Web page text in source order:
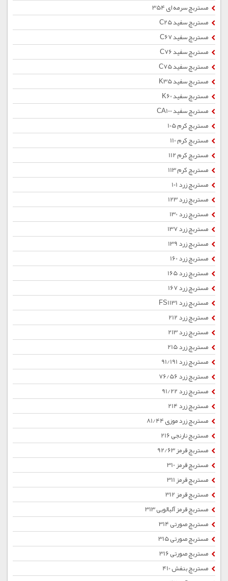
مستربچ سرمه ای 354
مستربچ سفید C25
مستربچ سفید C67
مستربچ سفید C76
مستربچ سفید C75
مستربچ سفید K35
مستربچ سفید K60
مستربچ سفید CA100
مستربچ کرم 105
مستربچ کرم 110
مستربچ کرم 112
مستربچ کرم 113
مستربچ زرد 101
مستربچ زرد 123
مستربچ زرد 130
مستربچ زرد 137
مستربچ زرد 139
مستربچ زرد 160
مستربچ زرد 165
مستربچ زرد 167
مستربچ زرد FS1131
مستربچ زرد 212
مستربچ زرد 213
مستربچ زرد 215
مستربچ زرد 91/191
مستربچ زرد 76/56
مستربچ زرد 91/22
مستربچ زرد 214
مستربچ زرد موزی 81/44
مستربچ نارنجی 216
مستربچ قرمز 92/63
مستربچ قرمز 310
مستربچ قرمز 311
مستربچ قرمز 312
مستربچ قرمز آلبالویی 313
مستربچ صورتی 314
مستربچ صورتی 315
مستربچ صورتی 316
مستربچ بنفش 410